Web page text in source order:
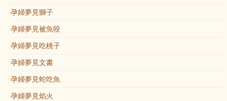
孕婦夢見獅子
孕婦夢見被魚咬
孕婦夢見吃桃子
孕婦夢見文書
孕婦夢見蛇吃魚
孕婦夢見焰火